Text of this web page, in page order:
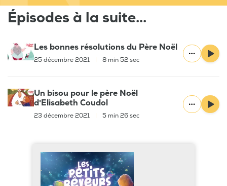
Épisodes à la suite...
Les bonnes résolutions du Père Noël
25 décembre 2021 8 min 52 sec
Un bisou pour le père Noël
d'Elisabeth Coudol
23 décembre 2021 5 min 26 sec